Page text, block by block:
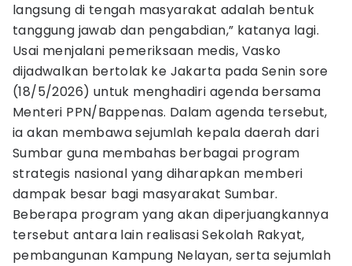
langsung di tengah masyarakat adalah bentuk
tanggung jawab dan pengabdian,” katanya lagi.
Usai menjalani pemeriksaan medis, Vasko
dijadwalkan bertolak ke Jakarta pada Senin sore
(18/5/2026) untuk menghadiri agenda bersama
Menteri PPN/Bappenas. Dalam agenda tersebut,
ia akan membawa sejumlah kepala daerah dari
Sumbar guna membahas berbagai program
strategis nasional yang diharapkan memberi
dampak besar bagi masyarakat Sumbar.
Beberapa program yang akan diperjuangkannya
tersebut antara lain realisasi Sekolah Rakyat,
pembangunan Kampung Nelayan, serta sejumlah